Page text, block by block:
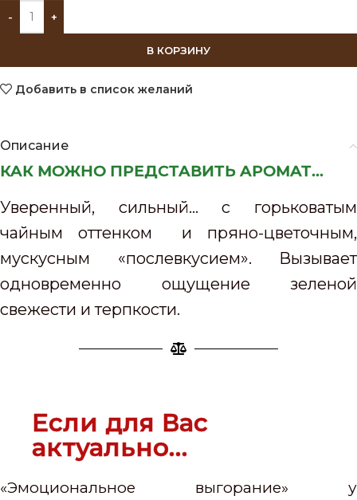
В КОРЗИНУ
Добавить в список желаний
Описание
КАК МОЖНО ПРЕДСТАВИТЬ АРОМАТ...
Уверенный, сильный… с горьковатым
чайным оттенком и пряно-цветочным,
мускусным «послевкусием». Вызывает
одновременно ощущение зеленой
свежести и терпкости.
Если для Вас
актуально…
«Эмоциональное выгорание» у